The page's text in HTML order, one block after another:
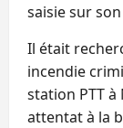
saisie sur
Il était
incendie
station PTT à
attentat à la